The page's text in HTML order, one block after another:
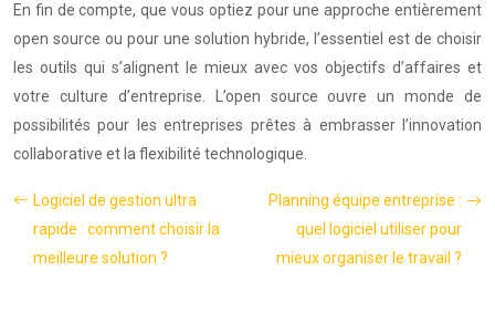
En fin de compte, que vous optiez pour une approche entièrement
open source ou pour une solution hybride, l’essentiel est de choisir
les outils qui s’alignent le mieux avec vos objectifs d’affaires et
votre culture d’entreprise. L’open source ouvre un monde de
possibilités pour les entreprises prêtes à embrasser l’innovation
collaborative et la flexibilité technologique.
Logiciel de gestion ultra
rapide : comment choisir la
meilleure solution ?
Planning équipe entreprise :
quel logiciel utiliser pour
mieux organiser le travail ?